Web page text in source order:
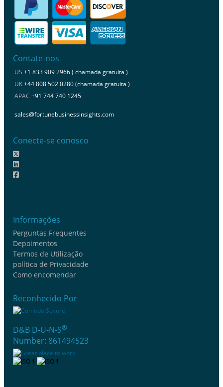
Contate-nos
US +1 833 909 2966 ( chamada gratuita )
UK+44 808 502 0280 (chamada gratuita )
APAC +91 744 740 1245
sales@fortunebusinessinsights.com
Conecte-se conosco
Informações
Perguntas Frequentes
Depoimentos
Termos de Utilização
política de Privacidade
Como encomendar
Reconhecido Por
D&B D-U-N-S®
Number: 861494523